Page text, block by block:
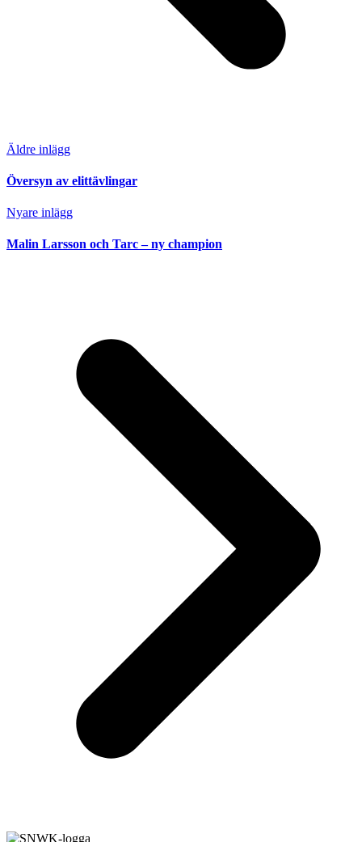
Äldre inlägg
Översyn av elittävlingar
Nyare inlägg
Malin Larsson och Tarc – ny champion